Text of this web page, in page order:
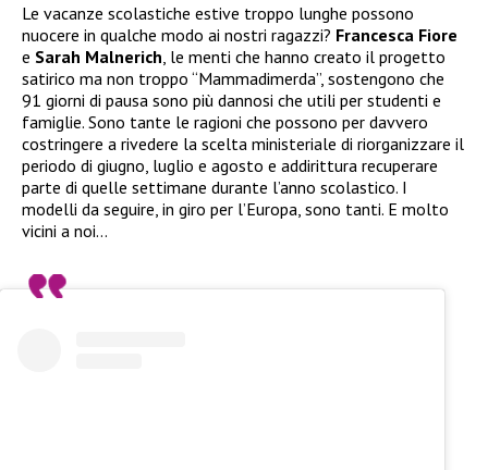
Le vacanze scolastiche estive troppo lunghe possono
nuocere in qualche modo ai nostri ragazzi? Francesca Fiore
e Sarah Malnerich , le menti che hanno creato il progetto
satirico ma non troppo “Mammadimerda”, sostengono che
91 giorni di pausa sono più dannosi che utili per studenti e
famiglie. Sono tante le ragioni che possono per davvero
costringere a rivedere la scelta ministeriale di riorganizzare il
periodo di giugno, luglio e agosto e addirittura recuperare
parte di quelle settimane durante l’anno scolastico. I
modelli da seguire, in giro per l’Europa, sono tanti. E molto
vicini a noi…